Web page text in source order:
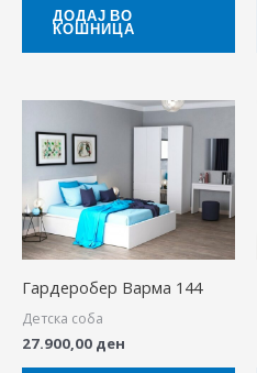
ДОДАЈ ВО
КОШНИЦА
Гардеробер Варма 144
Детска соба
27.900,00 ден